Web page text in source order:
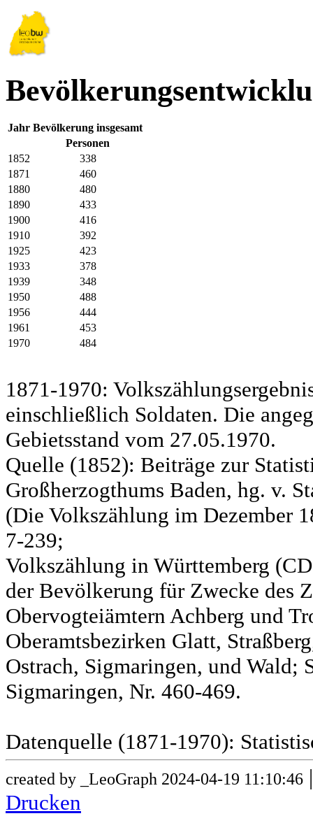
Jahr Bevölkerung insgesamt
Personen
1852
338
1871
460
1880
480
1890
433
1900
416
1910
392
1925
423
1933
378
1939
348
1950
488
1956
444
1961
453
1970
484
1871-1970:
einschließlich Soldaten. Die
Gebietsstand vom 27.05.1970.
Quelle (1852): Beiträge zur
Großherzogthums Baden, hg. v.
(Die Volkszählung im Dezember
7-239;
Volkszählung in Württemberg
der Bevölkerung für Zwecke des
Obervogteiämtern Achberg und
Oberamtsbezirken Glatt,
Ostrach, Sigmaringen, und Wald;
Sigmaringen, Nr. 460-469.
Datenquelle (1871-1970):
created by _LeoGraph 2024-04-19 11:10:46
Drucken